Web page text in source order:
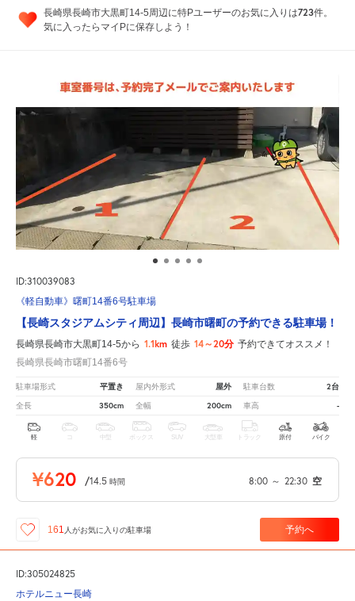
長崎県長崎市大黒町14-5周辺に特Pユーザーのお気に入りは723件。
気に入ったらマイPに保存しよう！
ID:310039083
《軽自動車》曙町14番6号駐車場
【長崎スタジアムシティ周辺】長崎市曙町の予約できる駐車場！
長崎県長崎市大黒町14-5から 1.1km 徒歩 14～20分 予約できてオススメ！
長崎県長崎市曙町14番6号
駐車場形式 平置き 屋内外形式 屋外 駐車台数 2台
全長 350cm 全幅 200cm 車高 -
軽 中型 ボックス SUV 大型車 トラック 原付 バイク
¥620 /14.5 時間 8:00 ～ 22:30 空
161 人がお気に入りの駐車場 予約へ
ID:305024825
ホテルニュー長崎